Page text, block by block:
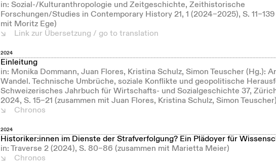
in: Sozial-/Kulturanthropologie und Zeitgeschichte, Zeithistorische
Forschungen/Studies in Contemporary History 21, 1 (2024–2025), S. 11–139
mit Moritz Ege)
Link zur Übersetzung / go to translation
2024
Einleitung
in: Monika Dommann, Juan Flores, Kristina Schulz, Simon Teuscher (Hg.):
Wandel. Technische Umbrüche, soziale Konflikte und geopolitische
Schweizerisches Jahrbuch für Wirtschafts- und Sozialgeschichte 37,
2024, S. 15–21 (zusammen mit Juan Flores, Kristina Schulz, Simon Teuscher)
Chronos
2024
Historiker:innen im Dienste der Strafverfolgung? Ein Plädoyer für
in: Traverse 2 (2024), S. 80–86 (zusammen mit Marietta Meier)
Chronos